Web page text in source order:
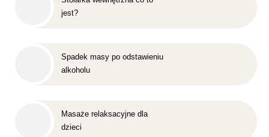
jest?
Spadek masy po odstawieniu
alkoholu
Masaże relaksacyjne dla
dzieci